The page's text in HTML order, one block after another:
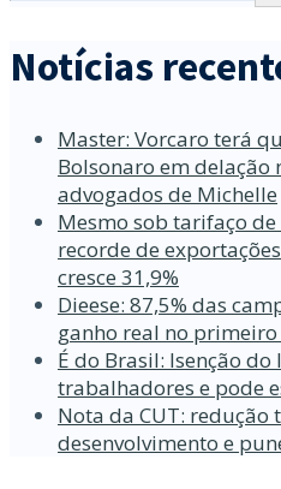
Notícias
Master: Vorcaro terá
Bolsonaro em delação
advogados de Michelle
Mesmo sob tarifaço
recorde de
cresce 31,9%
Dieese: 87,5% das
ganho real no primeiro
É do Brasil: Isenção
trabalhadores e pode
Nota da CUT:
desenvolvimento e